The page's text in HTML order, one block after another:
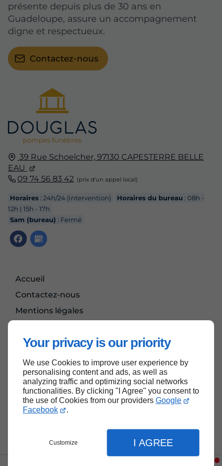
Your privacy is our priority
We use Cookies to improve user experience by
personalising content and ads, as well as
analyzing traffic and optimizing social networks
functionalities. By clicking "I Agree" you consent to
the use of Cookies from our providers Google
Facebook
.
Customize I AGREE
39 Rue Schoelcher, 97130 CAPESTERRE BELLE
EAU
09 74 56 83 42
Horaires : 24h/24 (intervention) Horaires du bureau : 08h -
12h | 15h - 17h
Sam (bureau) : Fermé
Accueil
Contactez-nous
Mentions légales
présente depuis plus de 30 ans en
Guadeloupe, assure un accompagnement
digne et respectueux.
Contactez-nous
Haut de page